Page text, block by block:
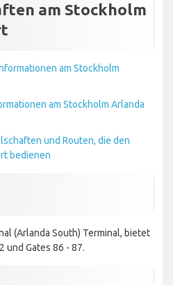
am Stockholm
am Stockholm
am Stockholm Arlanda
und Routen, die den
bedienen
(Arlanda South) Terminal, bietet
und Gates 86 - 87.